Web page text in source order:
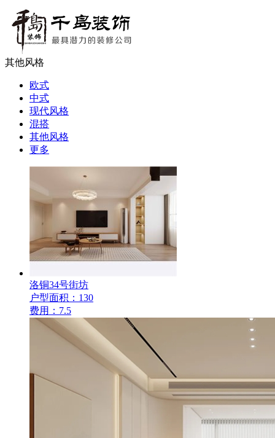
其他风格
欧式
中式
现代风格
混搭
其他风格
更多
洛铜34号街坊
户型面积：130
费用：7.5